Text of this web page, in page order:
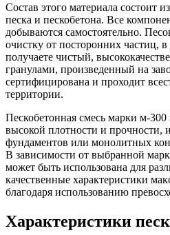
Состав этого материала состоит
песка и пескобетона. Все
добываются самостоятельно.
очистку от посторонних частиц, в
получаете чистый,
гранулами, произведенный на
сертифицирована и проходит
территории.
Пескобетонная смесь марки м-300
высокой плотности и прочности,
фундаментов или монолитных
В зависимости от выбранной
может быть использована для
качественные характеристики
благодаря использованию
Характеристики